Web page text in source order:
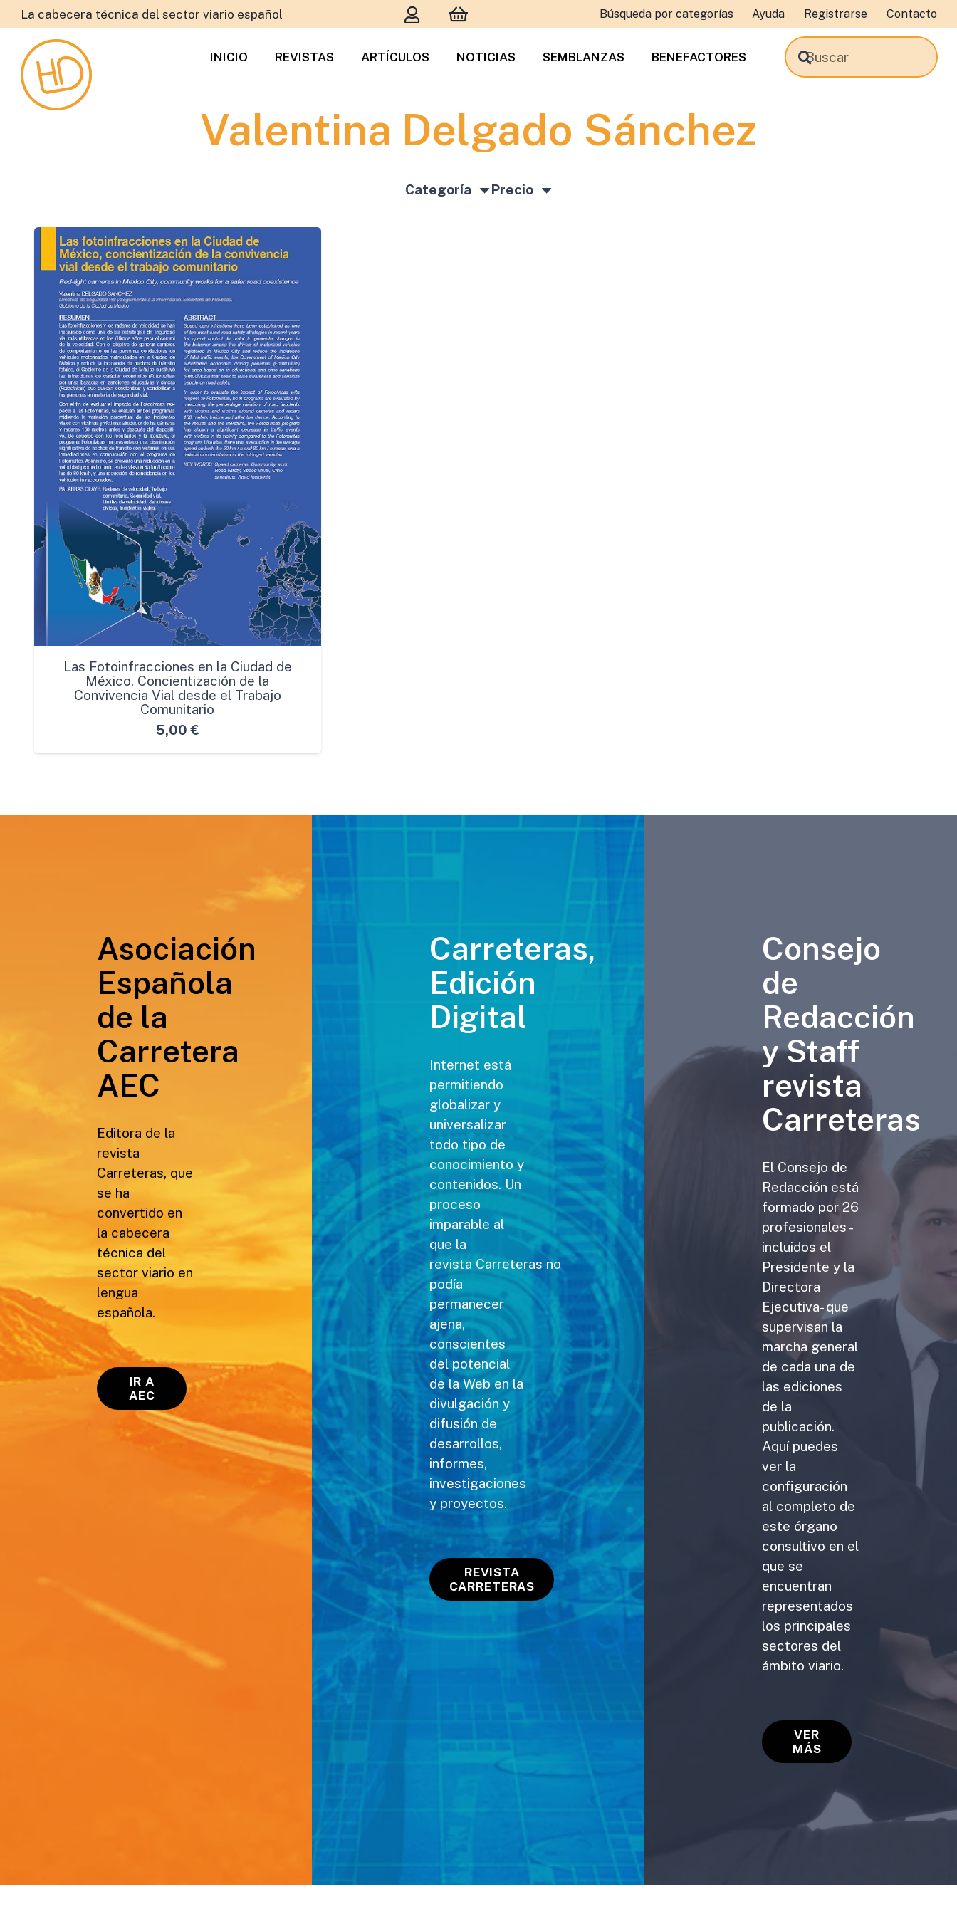
La cabecera técnica del sector viario español Búsqueda por categorías Ayuda Registrarse Contacto
INICIO REVISTAS ARTÍCULOS NOTICIAS SEMBLANZAS BENEFACTORES
Valentina Delgado Sánchez
Categoría Precio
Las Fotoinfracciones en la Ciudad de
México, Concientización de la
Convivencia Vial desde el Trabajo
Comunitario
5,00 €
Asociación
Española
de la
Carretera
AEC
Editora de la
revista
Carreteras, que
se ha
convertido en
la cabecera
técnica del
sector viario en
lengua
española.
IR A
AEC
Carreteras,
Edición
Digital
Internet está
permitiendo
globalizar y
universalizar
todo tipo de
conocimiento y
contenidos. Un
proceso
imparable al
que la
revista Carreteras no
podía
permanecer
ajena,
conscientes
del potencial
de la Web en la
divulgación y
difusión de
desarrollos,
informes,
investigaciones
y proyectos.
REVISTA
CARRETERAS
Consejo
de
Redacción
y Staff
revista
Carreteras
El Consejo de
Redacción está
formado por 26
profesionales -
incluidos el
Presidente y la
Directora
Ejecutiva- que
supervisan la
marcha general
de cada una de
las ediciones
de la
publicación.
Aquí puedes
ver la
configuración
al completo de
este órgano
consultivo en el
que se
encuentran
representados
los principales
sectores del
ámbito viario.
VER
MÁS